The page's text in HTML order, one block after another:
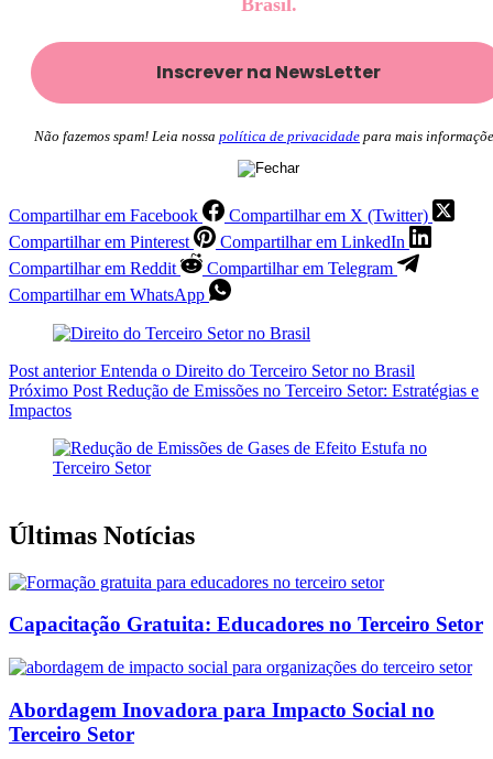
Não fazemos spam! Leia nossa política de privacidade para mais
Compartilhar em Facebook
Compartilhar em X (Twitter)
Compartilhar em Pinterest
Compartilhar em LinkedIn
Compartilhar em Reddit
Compartilhar em Telegram
Compartilhar em WhatsApp
Post anteriorEntenda o Direito do Terceiro Setor no Brasil
Próximo Post Redução de Emissões no Terceiro Setor: Estratégias e
Impactos
Últimas Notícias
Capacitação Gratuita: Educadores no Terceiro Setor
Abordagem Inovadora para Impacto Social no
Terceiro Setor